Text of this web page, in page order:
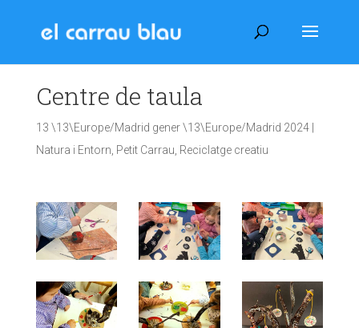
Centre de taula
13 \13\Europe/Madrid gener \13\Europe/Madrid 2024|
Natura i Entorn Petit Carrau Reciclatge creatiu